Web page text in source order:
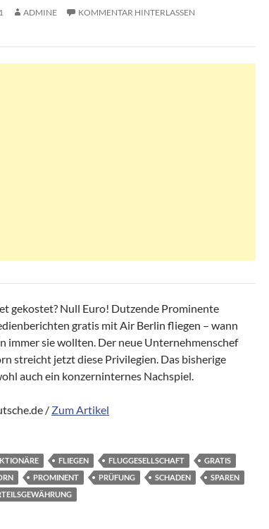
ADMINE KOMMENTAR HINTERLASSEN
gekostet? Null Euro! Dutzende Prominente
gratis mit Air Berlin fliegen – wann
immer sie wollten. Der neue Unternehmenschef
streicht jetzt diese Privilegien. Das bisherige
auch ein konzerninternes Nachspiel.
/ Zum Artikel
FLIEGEN FLUGGESELLSCHAFT
GRATIS
PROMINENT PRÜFUNG SCHADEN
SPAREN